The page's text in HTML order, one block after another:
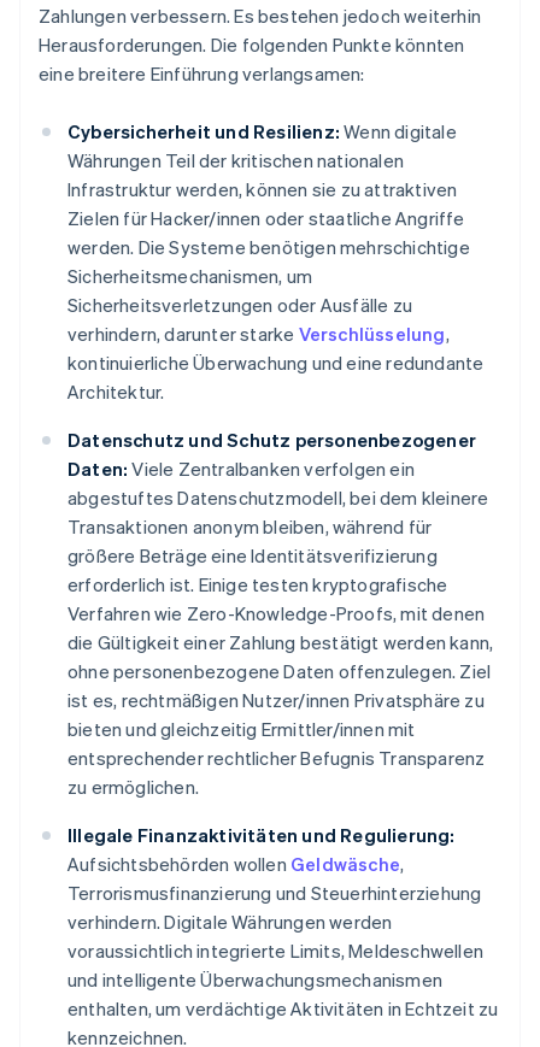
Zahlungen verbessern. Es bestehen jedoch weiterhin
Herausforderungen. Die folgenden Punkte könnten
eine breitere Einführung verlangsamen:
Cybersicherheit und Resilienz: Wenn digitale
Währungen Teil der kritischen nationalen
Infrastruktur werden, können sie zu attraktiven
Zielen für Hacker/innen oder staatliche Angriffe
werden. Die Systeme benötigen mehrschichtige
Sicherheitsmechanismen, um
Sicherheitsverletzungen oder Ausfälle zu
verhindern, darunter starke Verschlüsselung,
kontinuierliche Überwachung und eine redundante
Architektur.
Datenschutz und Schutz personenbezogener
Daten: Viele Zentralbanken verfolgen ein
abgestuftes Datenschutzmodell, bei dem kleinere
Transaktionen anonym bleiben, während für
größere Beträge eine Identitätsverifizierung
erforderlich ist. Einige testen kryptografische
Verfahren wie Zero-Knowledge-Proofs, mit denen
die Gültigkeit einer Zahlung bestätigt werden kann,
ohne personenbezogene Daten offenzulegen. Ziel
ist es, rechtmäßigen Nutzer/innen Privatsphäre zu
bieten und gleichzeitig Ermittler/innen mit
entsprechender rechtlicher Befugnis Transparenz
zu ermöglichen.
Illegale Finanzaktivitäten und Regulierung:
Aufsichtsbehörden wollen Geldwäsche,
Terrorismusfinanzierung und Steuerhinterziehung
verhindern. Digitale Währungen werden
voraussichtlich integrierte Limits, Meldeschwellen
und intelligente Überwachungsmechanismen
enthalten, um verdächtige Aktivitäten in Echtzeit zu
kennzeichnen.